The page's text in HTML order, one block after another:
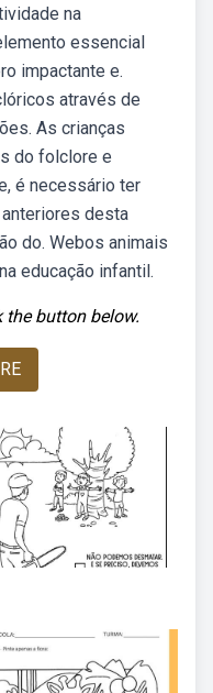
na
essencial
impactante e.
através de
As crianças
do folclore e
é necessário ter
desta
do. Webos animais
educação infantil.
button below.